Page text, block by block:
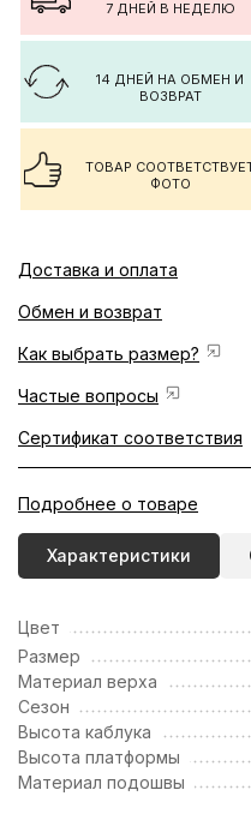
7 ДНЕЙ В НЕДЕЛЮ
14 ДНЕЙ НА ОБМЕН И
ВОЗВРАТ
ТОВАР
ФОТО
Доставка и оплата
Обмен и возврат
Как выбрать размер?
Частые вопросы
Сертификат соответствия
Подробнее о товаре
Характеристики
Цвет
Размер
Материал верха
Сезон
Высота каблука
Высота платформы
Материал подошвы